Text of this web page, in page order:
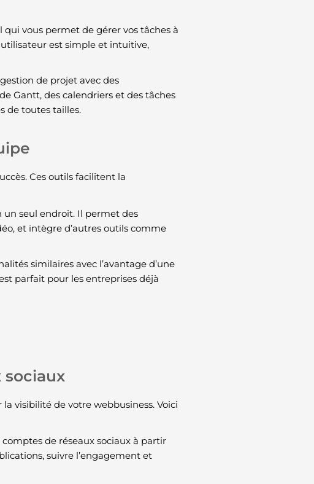
vous permet de gérer vos tâches à
est simple et intuitive,
de projet avec des
Gantt, des calendriers et des tâches
de toutes tailles.
Ces outils facilitent la
un seul endroit. Il permet des
et intègre d’autres outils comme
similaires avec l’avantage d’une
parfait pour les entreprises déjà
sociaux
visibilité de votre webbusiness. Voici
de réseaux sociaux à partir
suivre l’engagement et